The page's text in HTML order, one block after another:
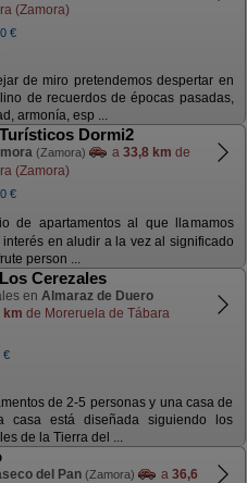
(Zamora)
€
de miro pretendemos despertar en
de recuerdos de épocas pasadas,
armonía, esp ...
Dormi2
(Zamora) a 33,8 km de
(Zamora)
€
de apartamentos al que llamamos
en aludir a la vez al significado
person ...
Cerezales
en Almaraz de Duero
km de Moreruela de Tábara
€
de 2-5 personas y una casa de
casa está diseñada siguiendo los
de la Tierra del ...
del Pan (Zamora) a 36,6